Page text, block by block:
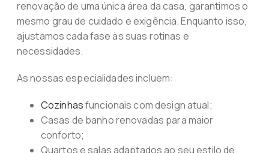
renovação de uma única área da casa, garantimos o
mesmo grau de cuidado e exigência. Enquanto isso,
ajustamos cada fase às suas rotinas e
necessidades.
As nossas especialidades incluem:
Cozinhasfuncionais com design atual;
Casas de banho renovadas para maior
conforto;
Quartos e salas adaptados ao seu estilo de